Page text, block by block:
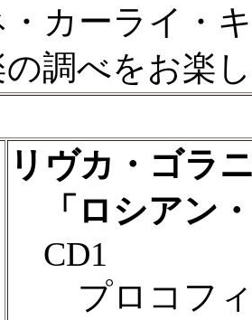
カーライ・
の調べをお楽
リヴカ・ゴラ
「ロシアン
CD1
プロコフィ